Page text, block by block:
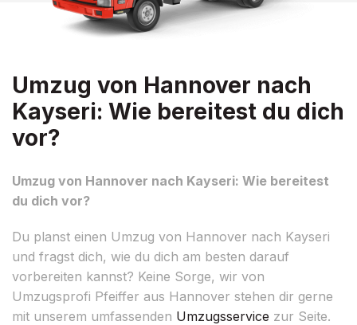
Umzug von Hannover nach
Kayseri: Wie bereitest du dich
vor?
Umzug von Hannover nach Kayseri: Wie bereitest
du dich vor?
Du planst einen Umzug von Hannover nach Kayseri
und fragst dich, wie du dich am besten darauf
vorbereiten kannst? Keine Sorge, wir von
Umzugsprofi Pfeiffer aus Hannover stehen dir gerne
mit unserem umfassenden Umzugsservice zur Seite.